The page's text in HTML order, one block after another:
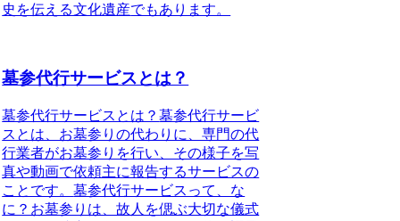
史を伝える文化遺産でもあります。
墓参代行サービスとは？
墓参代行サービスとは？墓参代行サービ
スとは、お墓参りの代わりに、専門の代
行業者がお墓参りを行い、その様子を写
真や動画で依頼主に報告するサービスの
ことです。墓参代行サービスって、な
に？お墓参りは、故人を偲ぶ大切な儀式